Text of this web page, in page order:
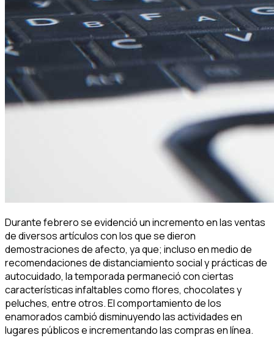
Durante febrero se evidenció un incremento en las ventas
de diversos artículos con los que se dieron
demostraciones de afecto, ya que; incluso en medio de
recomendaciones de distanciamiento social y prácticas de
autocuidado, la temporada permaneció con ciertas
características infaltables como flores, chocolates y
peluches, entre otros. El comportamiento de los
enamorados cambió disminuyendo las actividades en
lugares públicos e incrementando las compras en línea.